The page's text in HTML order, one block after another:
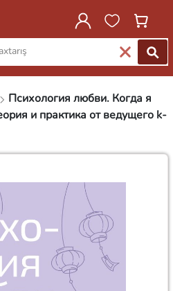
Психология любви. Когда я
и практика от ведущего k-